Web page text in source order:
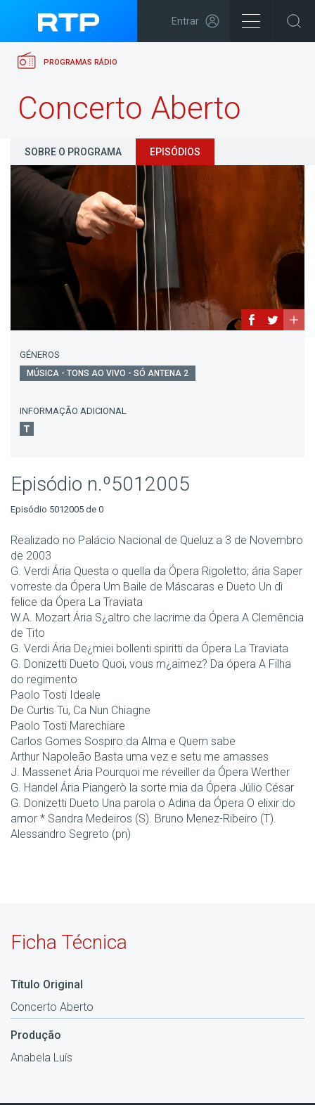
Entrar
PROGRAMAS RÁDIO
Concerto Aberto
SOBRE O PROGRAMA EPISÓDIOS
GÉNEROS
MÚSICA - TONS AO VIVO - SÓ ANTENA 2
INFORMAÇÃO ADICIONAL
Episódio n.º5012005
Episódio 5012005 de 0
Realizado no Palácio Nacional de Queluz a 3 de Novembro
de 2003
G. Verdi Ária Questa o quella da Ópera Rigoletto; ária Saper
vorreste da Ópera Um Baile de Máscaras e Dueto Un dì
felice da Ópera La Traviata
W.A. Mozart Ária S¿altro che lacrime da Ópera A Clemência
de Tito
G. Verdi Ária De¿miei bollenti spiritti da Ópera La Traviata
G. Donizetti Dueto Quoi, vous m¿aimez? Da ópera A Filha
do regimento
Paolo Tosti Ideale
De Curtis Tu, Ca Nun Chiagne
Paolo Tosti Marechiare
Carlos Gomes Sospiro da Alma e Quem sabe
Arthur Napoleão Basta uma vez e setu me amasses
J. Massenet Ária Pourquoi me réveiller da Ópera Werther
G. Handel Ária Piangerò la sorte mia da Ópera Júlio César
G. Donizetti Dueto Una parola o Adina da Ópera O elixir do
amor * Sandra Medeiros (S). Bruno Menez-Ribeiro (T).
Alessandro Segreto (pn)
Ficha Técnica
Título Original
Concerto Aberto
Produção
Anabela Luís